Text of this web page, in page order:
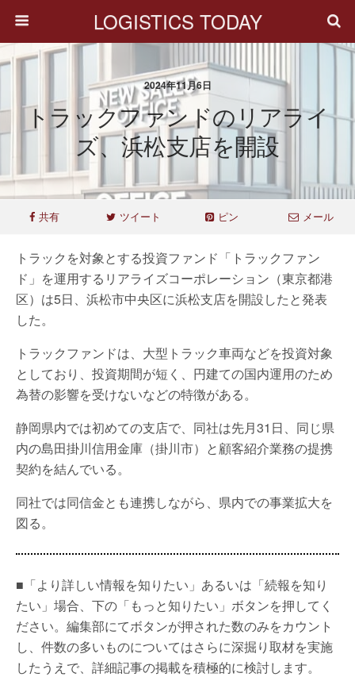
LOGISTICS TODAY
2024年11月6日
トラックファンドのリアライ
ズ、浜松支店を開設
共有 ツイート ピン メール
トラックを対象とする投資ファンド「トラックファン
ド」を運用するリアライズコーポレーション（東京都港
区）は5日、浜松市中央区に浜松支店を開設したと発表
した。
トラックファンドは、大型トラック車両などを投資対象
としており、投資期間が短く、円建ての国内運用のため
為替の影響を受けないなどの特徴がある。
静岡県内では初めての支店で、同社は先月31日、同じ県
内の島田掛川信用金庫（掛川市）と顧客紹介業務の提携
契約を結んでいる。
同社では同信金とも連携しながら、県内での事業拡大を
図る。
■「より詳しい情報を知りたい」あるいは「続報を知り
たい」場合、下の「もっと知りたい」ボタンを押してく
ださい。編集部にてボタンが押された数のみをカウント
し、件数の多いものについてはさらに深掘り取材を実施
したうえで、詳細記事の掲載を積極的に検討します。